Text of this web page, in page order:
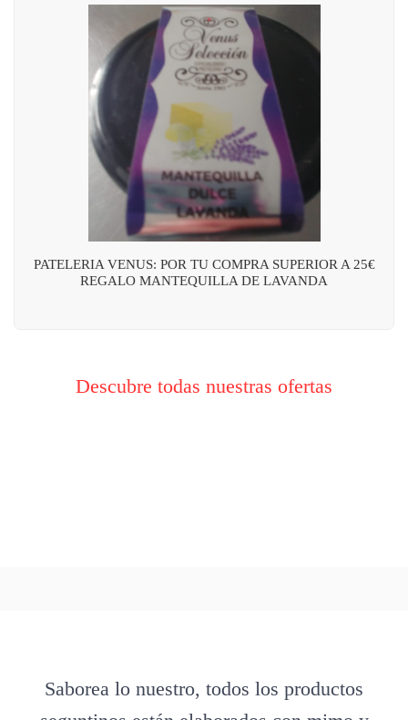
PATELERIA VENUS: POR TU COMPRA SUPERIOR A 25€
REGALO MANTEQUILLA DE LAVANDA
Descubre todas nuestras ofertas
Saborea lo nuestro, todos los productos